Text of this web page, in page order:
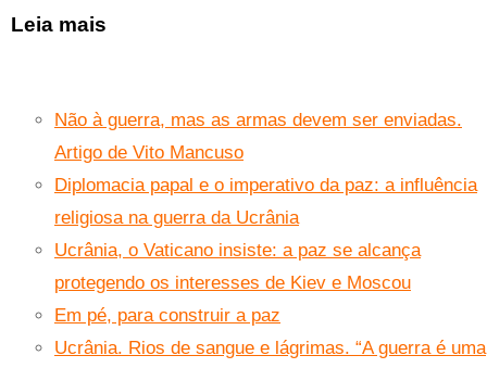
Leia mais
Não à guerra, mas as armas devem ser enviadas.
Artigo de Vito Mancuso
Diplomacia papal e o imperativo da paz: a influência
religiosa na guerra da Ucrânia
Ucrânia, o Vaticano insiste: a paz se alcança
protegendo os interesses de Kiev e Moscou
Em pé, para construir a paz
Ucrânia. Rios de sangue e lágrimas. “A guerra é uma